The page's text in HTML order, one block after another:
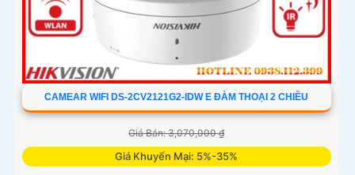
CAMEAR WIFI DS-2CV2121G2-IDW E ĐÀM THOẠI 2 CHIỀU
Giá Bán: 3,070,000 ₫
Giá Khuyến Mại: 5%-35%